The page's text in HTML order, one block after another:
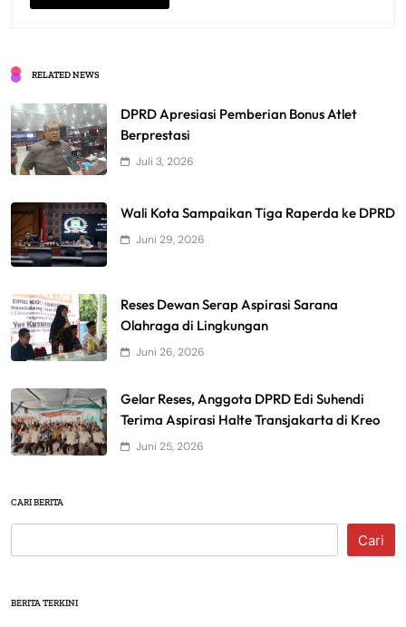
RELATED NEWS
DPRD Apresiasi Pemberian Bonus Atlet
Berprestasi
Juli 3, 2026
Wali Kota Sampaikan Tiga Raperda ke DPRD
Juni 29, 2026
Reses Dewan Serap Aspirasi Sarana
Olahraga di Lingkungan
Juni 26, 2026
Gelar Reses, Anggota DPRD Edi Suhendi
Terima Aspirasi Halte Transjakarta di Kreo
Juni 25, 2026
CARI BERITA
Cari
BERITA TERKINI